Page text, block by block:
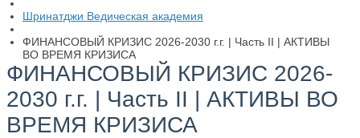
Шринатджи Ведическая академия
ФИНАНСОВЫЙ КРИЗИС 2026-2030 г.г. | Часть II | АКТИВЫ
ВО ВРЕМЯ КРИЗИСА
ФИНАНСОВЫЙ КРИЗИС 2026-
2030 г.г. | Часть II | АКТИВЫ ВО
ВРЕМЯ КРИЗИСА